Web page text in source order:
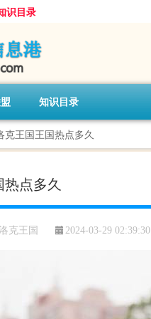
识目录
知识目录
克王国王国热点多久
点多久
克王国 2024-03-29 02:39:30